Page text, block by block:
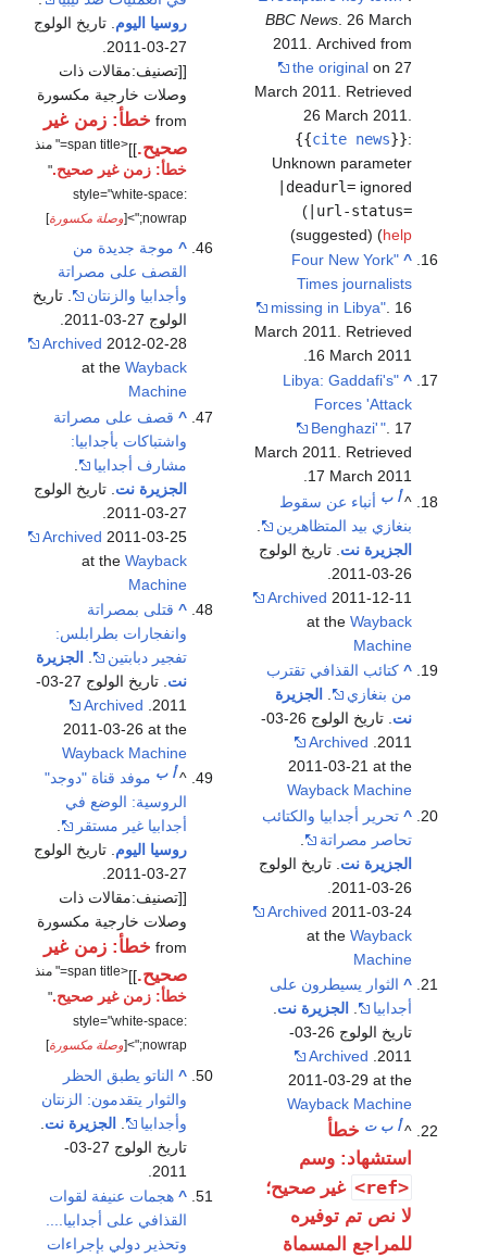
BBC News . 26 March
2011. Archived from
the original on 27
March 2011
. Retrieved
26 March 2011
{{cite news}}:
Unknown parameter
|deadurl= ignored
(|url-status=
suggested) (help
)
^
"Four New York
Times journalists
missing in Libya" . 16
March 2011
. Retrieved
16 March 2011
^
"Libya: Gaddafi's
Forces 'Attack
Benghazi' ". 17
March 2011. Retrieved
17 March 2011
.
^أ ب أنباء عن سقوط
بنغازي بيد المتظاهرين
الجزيرة نت . تاريخ الولوج
26-03-2011.
Archived 2011-12-11
at theWayback
Machine
^ كتائب القذافي تقترب
من بنغازي
الجزيرة
نت
. تاريخ الولوج 26-03-
2011.
Archived
2011-03-21 at the
Wayback Machine
^ تحرير أجدابيا والكتائب
تحاصر مصراتة
الجزيرة نت . تاريخ الولوج
26-03-2011.
Archived 2011-03-24
at theWayback
Machine
^ الثوار يسيطرون على
أجدابيا
الجزيرة نت
تاريخ الولوج 26-03-
2011.
Archived
2011-03-29 at the
Wayback Machine
^أ ب ت خطأ
استشهاد: وسم
<ref>
غير صحيح؛
لا نص تم توفيره
للمراجع المسماة
روسيا اليوم . تاريخ الولوج
[[تصنيف:مقالات ذات
وصلات خارجية مكسورة
from خطأ: زمن غير
صحيح.]]<span title=" منذ
خطأ: زمن غير صحيح."
style="white-space:
nowrap;">[
وصلة مكسورة]
^ موجة جديدة من
القصف على مصراتة
وأجدابيا والزنتان
. تاريخ
الولوج 27-03-2011.
Archived 2012-02-28
at theWayback
Machine
^ قصف على مصراتة
واشتباكات بأجدابيا:
مشارف أجدابيا
الجزيرة نت . تاريخ الولوج
27-03-2011.
Archived 2011-03-25
at theWayback
Machine
^ قتلى بمصراتة
وانفجارات بطرابلس:
تفجير دبابتين
الجزيرة
نت
. تاريخ الولوج 27-03-
2011.
Archived
2011-03-26 at the
Wayback Machine
^أ ب موفد قناة "دوجد"
الروسية: الوضع في
أجدابيا غير مستقر
.
روسيا اليوم. تاريخ الولوج
27-03-2011.
[[تصنيف:مقالات ذات
وصلات خارجية مكسورة
from خطأ: زمن غير
صحيح.]]<span title=" منذ
خطأ: زمن غير صحيح."
style="white-space:
nowrap;">[
وصلة مكسورة]
^ الناتو يطبق الحظر
والثوار يتقدمون: الزنتان
وأجدابيا
الجزيرة نت
تاريخ الولوج 27-03-
2011.
^ هجمات عنيفة لقوات
القذافي على أجدابيا....
وتحذير دولي بإجراءات